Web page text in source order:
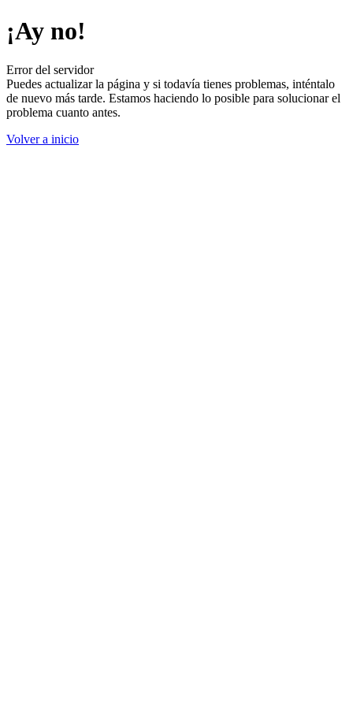
¡Ay no!
Error del servidor
Puedes actualizar la página y si todavía tienes problemas, inténtalo
de nuevo más tarde. Estamos haciendo lo posible para solucionar el
problema cuanto antes.
Volver a inicio